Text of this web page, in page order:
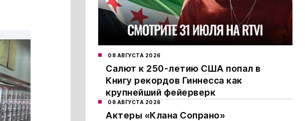
08 АВГУСТА 2026
Салют к 250-летию США попал в
Книгу рекордов Гиннесса как
крупнейший фейерверк
08 АВГУСТА 2026
Актеры «Клана Сопрано»